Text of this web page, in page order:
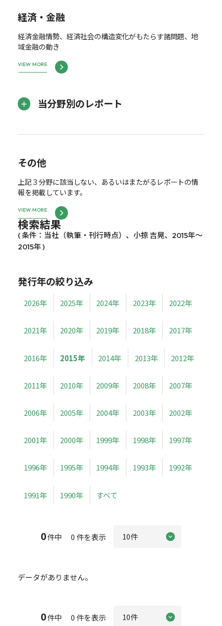
経済・金融
経済金融情勢、経済社会の構造変化がもたらす諸問題、地
域金融の動き
VIEW MORE
当分野別のレポート
その他
上記３分野に該当しない、あるいはまたがるレポートの情
報を掲載しています。
VIEW MORE
検索結果
( 条件：当社（執筆・刊行時点）、小掠 吉晃、2015年～
2015年 )
発行年の絞り込み
2026年 2025年 2024年 2023年 2022年
2021年 2020年 2019年 2018年 2017年
2016年 2015年 2014年 2013年 2012年
2011年 2010年 2009年 2008年 2007年
2006年 2005年 2004年 2003年 2002年
2001年 2000年 1999年 1998年 1997年
1996年 1995年 1994年 1993年 1992年
1991年 1990年 すべて
0件中 0 件を表示
データがありません。
0件中 0 件を表示